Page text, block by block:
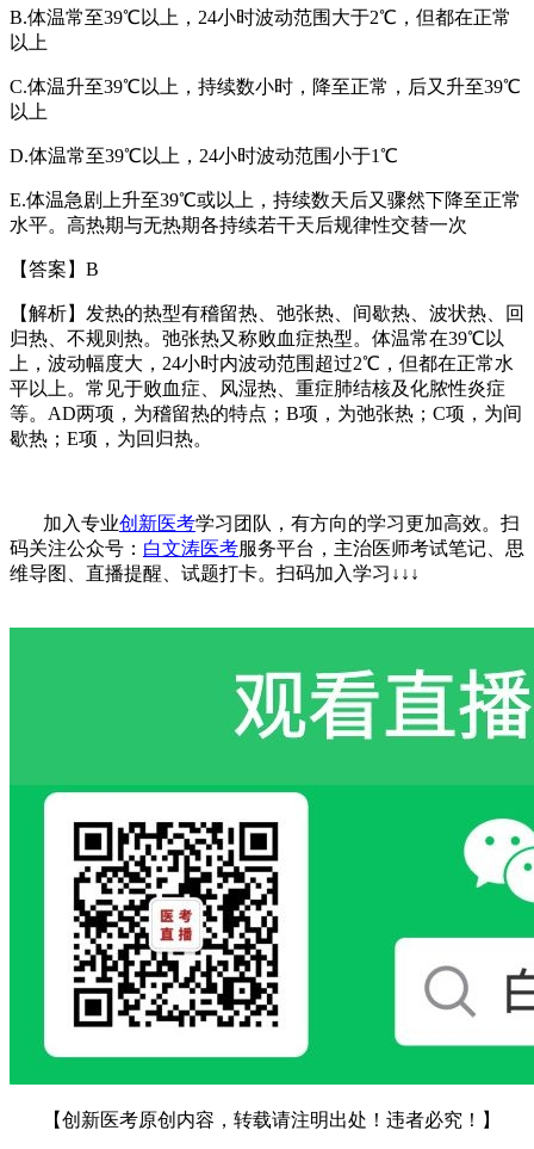
B.体温常至39℃以上， 24小时波动范围大于2℃，但都在正常
以上
C.体温升至39℃以上，持续数小时，降至正常，后又升至39℃
以上
D.体温常至39℃以上， 24小时波动范围小于1℃
E.体温急剧上升至39℃或以上，持续数天后又骤然下降至正常
水平。高热期与无热期各持续若干天后规律性交替一次
【答案】 B
【解析】 发热的热型有稽留热、弛张热、间歇热、波状热、回
归热、不规则热。弛张热又称败血症热型。体温常在39℃以
上，波动幅度大， 24小时内波动范围超过2℃，但都在正常水
平以上。常见于败血症、风湿热、重症肺结核及化脓性炎症
等。 AD两项，为稽留热的特点； B项，为弛张热； C项，为间
歇热； E项，为回归热。
加入专业创新医考学习团队，有方向的学习更加高效。扫
码关注公众号： 白文涛医考服务平台，主治医师考试笔记、思
维导图、直播提醒、试题打卡。 扫码加入学习 ↓↓↓
【创新医考原创内容，转载请注明出处！违者必究！】